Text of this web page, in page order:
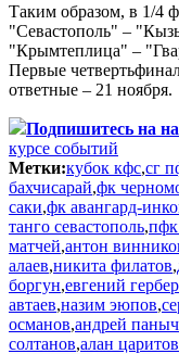
Таким образом, в 1/4
"Севастополь" –
"Крымтеплица" –
Первые
ответные – 21 ноября.
Подпишитесь на
курсе событий
Метки:кубок кфс,сг
бахчисарай,фк
саки,фк авангард-
танго севастополь,пфк
матчей,антон
алаев,никита филатов,
боргун,евгений гербер
автаев,назим эюпов,
османов,андрей паныч
солтанов,алан царитов